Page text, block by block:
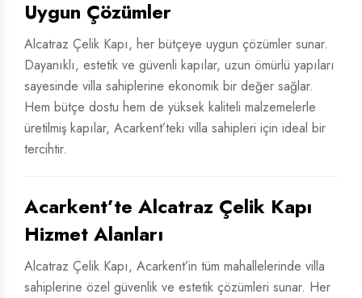
Uygun Çözümler
Alcatraz Çelik Kapı, her bütçeye uygun çözümler sunar.
Dayanıklı, estetik ve güvenli kapılar, uzun ömürlü yapıları
sayesinde villa sahiplerine ekonomik bir değer sağlar.
Hem bütçe dostu hem de yüksek kaliteli malzemelerle
üretilmiş kapılar, Acarkent’teki villa sahipleri için ideal bir
tercihtir.
Acarkent’te Alcatraz Çelik Kapı
Hizmet Alanları
Alcatraz Çelik Kapı, Acarkent’in tüm mahallelerinde villa
sahiplerine özel güvenlik ve estetik çözümleri sunar. Her